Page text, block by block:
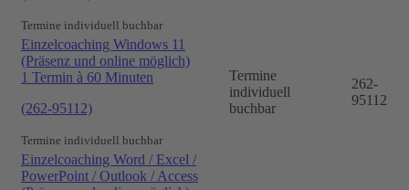
Termine individuell buchbar
Einzelcoaching Windows 11
(Präsenz und online möglich)
1 Termin à 60 Minuten
(262-95112)
Termine individuell buchbar
Termine
individuell
buchbar
262-
95112
Einzelcoaching Word / Excel /
PowerPoint / Outlook / Access